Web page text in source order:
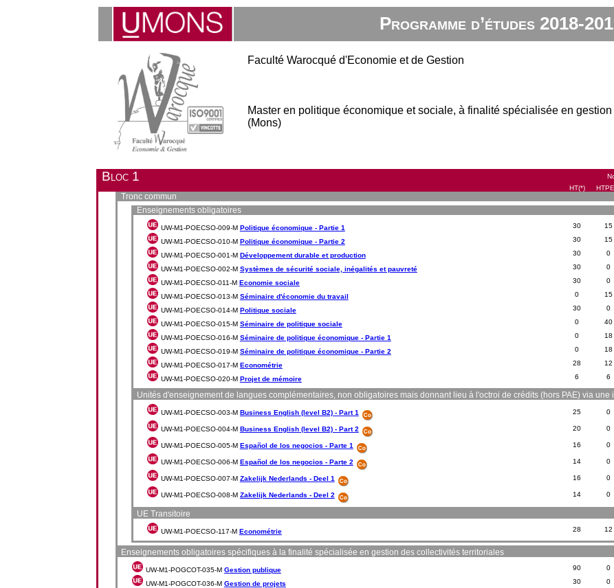
Programme d’études 2018-
Faculté Warocqué d'Economie et de Gestion
Master en politique économique et sociale, à finalité spécialisée en
(Mons)
Bloc 1
HT(*)
Tronc commun
Enseignements obligatoires
UW-M1-POECSO-009-M Politique économique - Partie 1 30 15
UW-M1-POECSO-010-M Politique économique - Partie 2 30 15
UW-M1-POECSO-001-M Développement durable et production 30 0
UW-M1-POECSO-002-M Systèmes de sécurité sociale, inégalités et pauvreté 30 0
UW-M1-POECSO-011-M Economie sociale 30 0
UW-M1-POECSO-013-M Séminaire d'économie du travail 0 15
UW-M1-POECSO-014-M Politique sociale 30 0
UW-M1-POECSO-015-M Séminaire de politique sociale 0 40
UW-M1-POECSO-016-M Séminaire de politique économique - Partie 1 0 18
UW-M1-POECSO-019-M Séminaire de politique économique - Partie 2 0 18
UW-M1-POECSO-017-M Econométrie 28 12
UW-M1-POECSO-020-M Projet de mémoire 6 6
Unités d'enseignement de langues complémentaires, non obligatoires mais donnant lieu à l'octroi de crédits (hors PAE) via une
UW-M1-POECSO-003-M Business English (level B2) - Part 1 25 0
UW-M1-POECSO-004-M Business English (level B2) - Part 2 20 0
UW-M1-POECSO-005-M Español de los negocios - Parte 1 16 0
UW-M1-POECSO-006-M Español de los negocios - Parte 2 14 0
UW-M1-POECSO-007-M Zakelijk Nederlands - Deel 1 16 0
UW-M1-POECSO-008-M Zakelijk Nederlands - Deel 2 14 0
UE Transitoire
UW-M1-POECSO-117-M Econométrie 28 12
Enseignements obligatoires spécifiques à la finalité spécialisée en gestion des collectivités territoriales
UW-M1-POGCOT-035-M Gestion publique 90 0
UW-M1-POGCOT-036-M Gestion de projets 30 0